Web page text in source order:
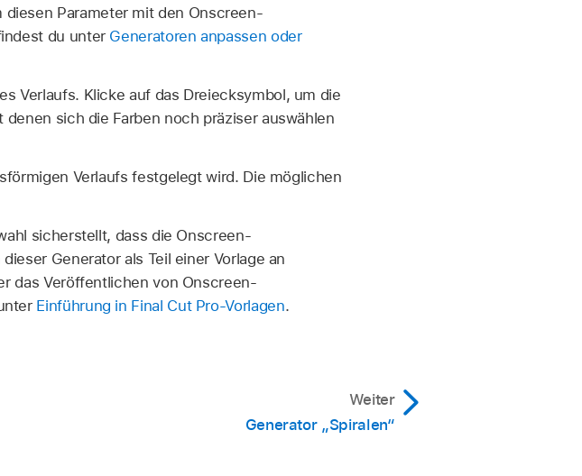
diesen Parameter mit den Onscreen-
du unter Generatoren anpassen oder
Verlaufs. Klicke auf das Dreiecksymbol, um die
denen sich die Farben noch präziser auswählen
Verlaufs festgelegt wird. Die möglichen
sicherstellt, dass die Onscreen-
Generator als Teil einer Vorlage an
das Veröffentlichen von Onscreen-
Einführung in Final Cut Pro-Vorlagen.
Weiter
Generator „Spiralen“